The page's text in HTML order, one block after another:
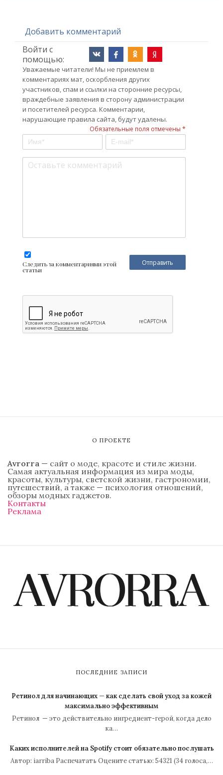
Добавить комментарий
Войти с
помощью:
Уважаемые читатели! Мы не приемлем в
комментариях мат, оскорбления других
участников, спам и ссылки на сторонние ресурсы,
враждебные заявления в сторону администрации
и посетителей ресурса. Комментарии,
нарушающие правила сайта, будут удалены.
Обязательные поля отмечены *
Следить за комментариями этой
статьи
О ПРОЕКТЕ
Avrorra — сайт о моде, красоте и стиле жизни.
Самая актуальная информация из мира моды,
красоты, культуры, светской жизни, гастрономии,
путешествий, а также — психология отношений,
обзоры модных гаджетов.
Контакты
Реклама
ПОСЛЕДНИЕ ЗАПИСИ
Ретинол для начинающих — как сделать свой уход за кожей
максимально эффективным
Ретинол — это действительно ингредиент-герой, когда дело
ка…
Каких исполнителей на Spotify стоит обязательно послушать
Автор: iarriba Распечатать Оцените статью: 54321 (34 голоса,…